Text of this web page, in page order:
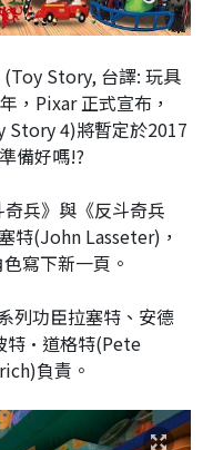
Story, 台譯: 玩具
，Pixar 正式宣布，
Story 4)將暫定於2017
備好嗎!?
奇兵》與《反斗奇兵
特(John Lasseter)，
寫下新一頁。
列功臣拉塞特、安德
特·道格特(Pete
負責。